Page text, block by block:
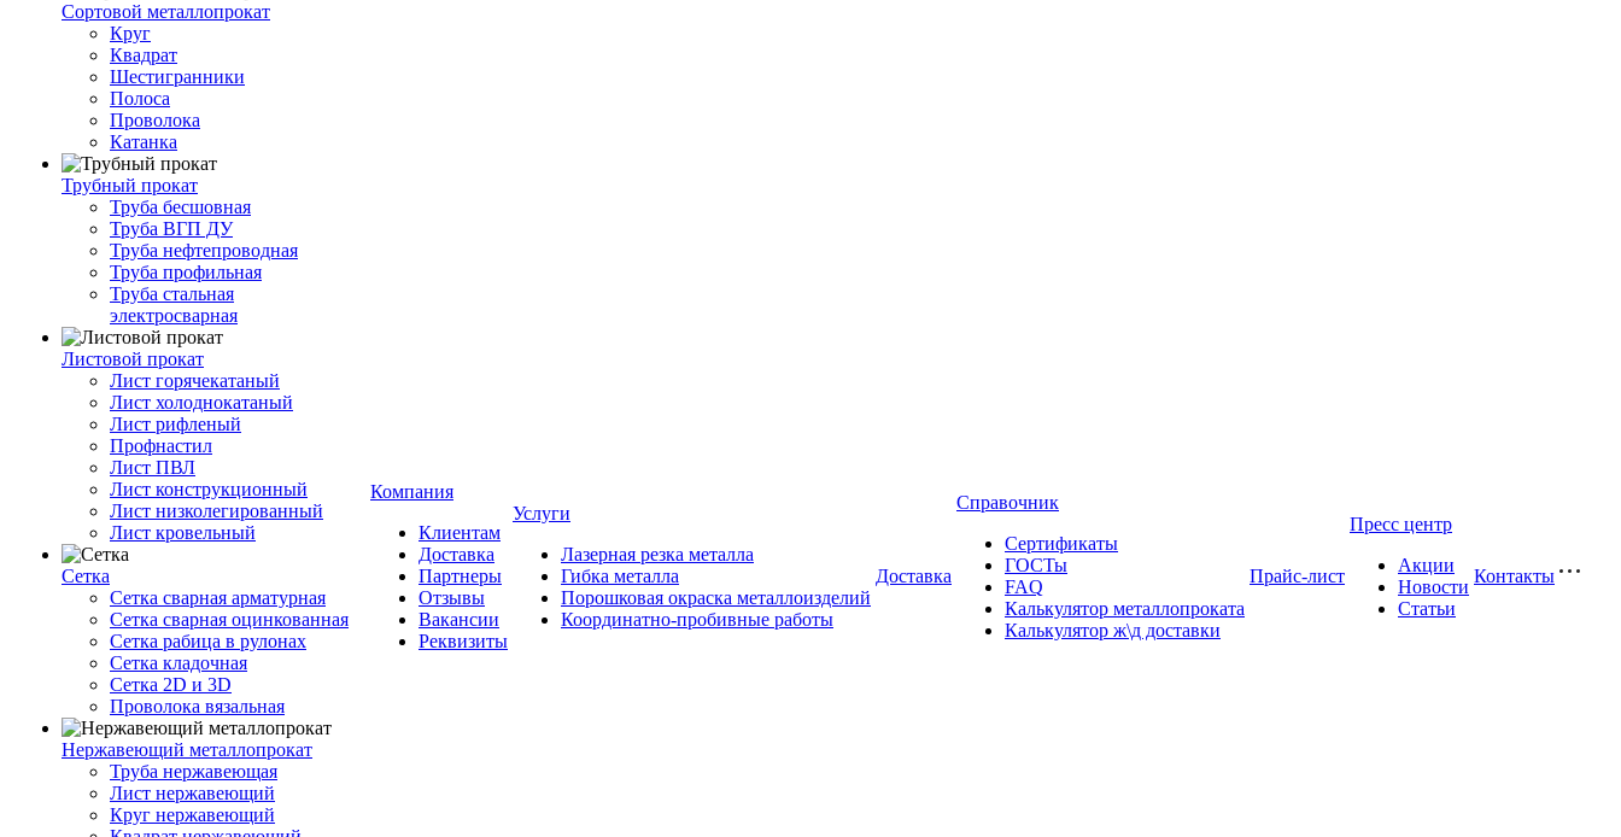
Сортовой металлопрокат
Круг
Квадрат
Шестигранники
Полоса
Проволока
Катанка
Трубный прокат
Труба бесшовная
Труба ВГП ДУ
Труба нефтепроводная
Труба профильная
Труба стальная
электросварная
Листовой прокат
Лист горячекатаный
Лист холоднокатаный
Лист рифленый
Профнастил
Лист ПВЛ
Лист конструкционный
Лист низколегированный
Лист кровельный
Сетка
Сетка сварная арматурная
Сетка сварная оцинкованная
Сетка рабица в рулонах
Сетка кладочная
Сетка 2D и 3D
Проволока вязальная
Нержавеющий металлопрокат
Труба нержавеющая
Лист нержавеющий
Круг нержавеющий
Компания
Клиентам
Доставка
Партнеры
Отзывы
Вакансии
Реквизиты
Услуги
Лазерная резка металла
Гибка металла
Порошковая окраска металлоизделий
Координатно-пробивные работы
Доставка
Справочник
Сертификаты
ГОСТы
FAQ
Калькулятор металлопроката
Калькулятор ж\д доставки
Прайс-лист
Пресс центр
Акции
Новости
Статьи
Контакты